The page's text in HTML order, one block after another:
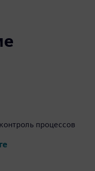
процессов